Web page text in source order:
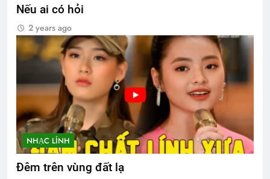
Nếu ai có hỏi
2 years ago
NHẠC LÍNH
Đêm trên vùng đất lạ